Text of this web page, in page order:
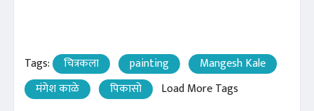
Tags: चित्रकला painting
Mangesh Kale
मंगेश काळे
पिकासो Load More Tags